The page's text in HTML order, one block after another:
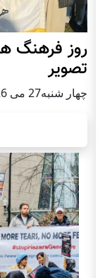
روز فرهنگ
تصویر
چهار شنبه27 می 2026